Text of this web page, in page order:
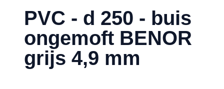
PVC - d 250 - buis
ongemoft BENOR
grijs 4,9 mm